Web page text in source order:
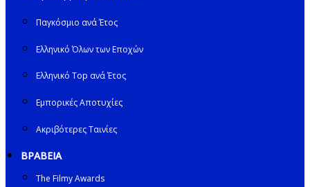
Παγκόσμιο ανά Έτος
Ελληνικό Όλων των Εποχών
Ελληνικό Top ανά Έτος
Εμπορικές Αποτυχίες
Ακριβότερες Ταινίες
ΒΡΑΒΕΙΑ
The Filmy Awards